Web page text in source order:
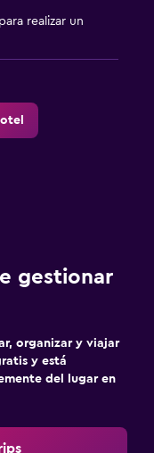
para realizar un
gestionar
organizar y viajar
y está
del lugar en